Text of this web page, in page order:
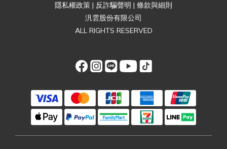
隱私權政策 | 反詐騙聲明 | 條款與細則
汎雲股份有限公司
ALL RIGHTS RESERVED